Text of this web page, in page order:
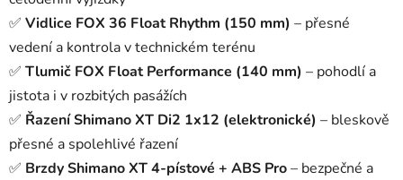
✅ Vidlice FOX 36 Float Rhythm (150 mm) – přesné
vedení a kontrola v technickém terénu
✅ Tlumič FOX Float Performance (140 mm) – pohodlí a
jistota i v rozbitých pasážích
✅ Řazení Shimano XT Di2 1x12 (elektronické) – bleskově
přesné a spolehlivé řazení
✅ Brzdy Shimano XT 4-pístové + ABS Pro– bezpečné a